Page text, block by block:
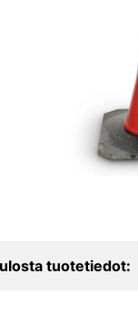
tuotetiedot: